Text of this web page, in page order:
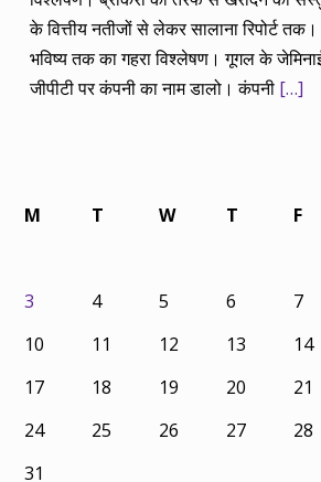
के वित्तीय नतीजों से लेकर सालाना रिपोर्ट
भविष्य तक का गहरा विश्लेषण। गूगल के
जीपीटी पर कंपनी का नाम डालो। कंपनी […]
M
T W T F
3
4 5 6 7
10
11 12 13 14
17
18 19 20 21
24
25 26 27 28
31